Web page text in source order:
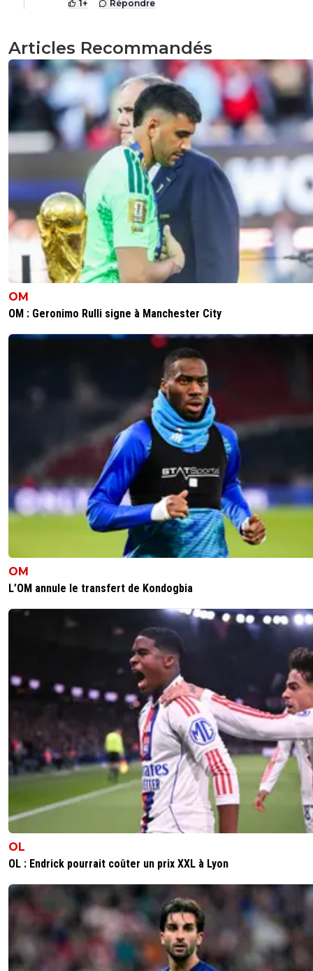
1 + Répondre
Articles Recommandés
OM
OM : Geronimo Rulli signe à Manchester City
OM
L’OM annule le transfert de Kondogbia
OL
OL : Endrick pourrait coûter un prix XXL à Lyon